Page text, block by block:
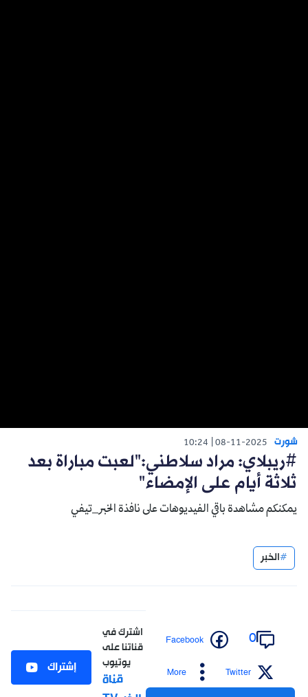
شورت 08-11-2025
10:24
#ريبلاي: مراد سلاطني:"لعبت مباراة بعد
ثلاثة أيام على الإمضاء"
يمكنكم مشاهدة باقي الفيديوهات على نافذة الخبر_تيفي
الخبر
0
Facebook
Twitter
More
اشترك في
قناتنا على
يوتيوب
قناة
إشتراك